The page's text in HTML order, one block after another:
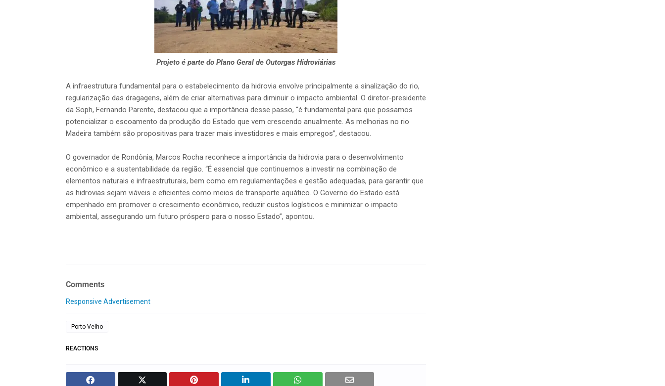
Projeto é parte do Plano Geral de Outorgas Hidroviárias
A infraestrutura fundamental para o estabelecimento da hidrovia envolve principalmente a sinalização do rio,
regularização das dragagens, além de criar alternativas para diminuir o impacto ambiental. O diretor-presidente
da Soph, Fernando Parente, destacou que a importância desse passo, “é fundamental para que possamos
potencializar o escoamento da produção do Estado que vem crescendo anualmente. As melhorias no rio
Madeira também são propositivas para trazer mais investidores e mais empregos”, destacou.
O governador de Rondônia, Marcos Rocha reconhece a importância da hidrovia para o desenvolvimento
econômico e a sustentabilidade da região. “É essencial que continuemos a investir na combinação de
elementos naturais e infraestruturais, bem como em regulamentações e gestão adequadas, para garantir que
as hidrovias sejam viáveis e eficientes como meios de transporte aquático. O Governo do Estado está
empenhado em promover o crescimento econômico, reduzir custos logísticos e minimizar o impacto
ambiental, assegurando um futuro próspero para o nosso Estado”, apontou.
Comments
Responsive Advertisement
Porto Velho
REACTIONS